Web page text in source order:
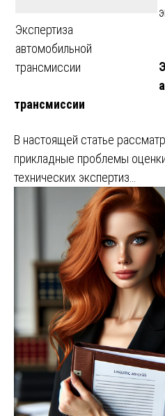
Экспертиза
автомобильной
трансмиссии
трансмиссии
В настоящей статье
прикладные проблемы
технических экспертиз…